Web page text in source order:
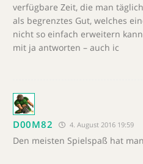
verfügbare Zeit, die man
als begrenztes Gut, welches
nicht so einfach erweitern
mit ja antworten – auch ic
D00M82 4. August 2016 19:59
Den meisten Spielspaß hat